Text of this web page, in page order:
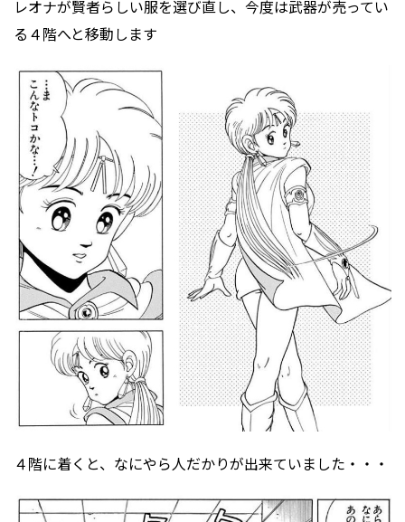
レオナが賢者らしい服を選び直し、今度は武器が売ってい
る４階へと移動します
４階に着くと、なにやら人だかりが出来ていました・・・